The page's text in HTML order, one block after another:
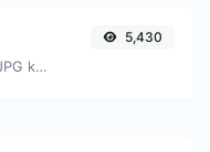
Könnyen konvertálhat JPG kép fájlokat WEBP formátumba.
5,430